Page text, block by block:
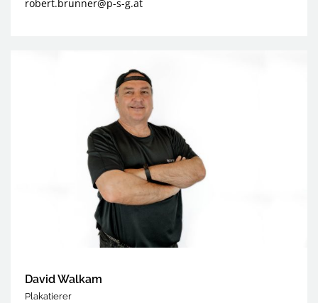
robert.brunner@p-s-g.at
David Walkam
Plakatierer